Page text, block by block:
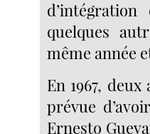
quelques
même année
En 1967,
prévue
Ernesto